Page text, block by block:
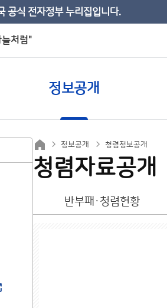
공식 전자정부 누리집입니다.
처럼"
정보공개
정보공개 청렴정보공개
청렴자료공개
반부패·청렴현황